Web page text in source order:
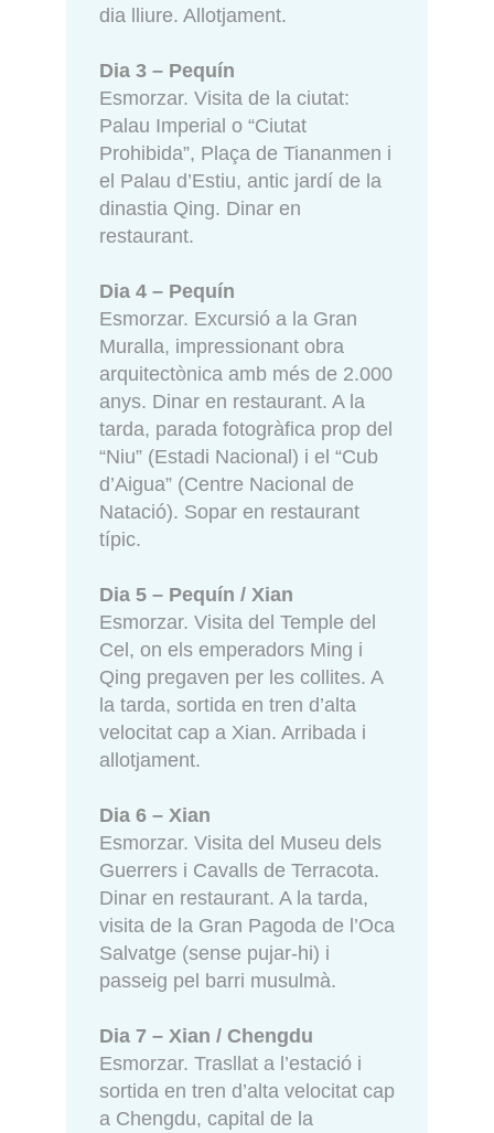
dia lliure. Allotjament.
Dia 3 – Pequín
Esmorzar. Visita de la ciutat:
Palau Imperial o “Ciutat
Prohibida”, Plaça de Tiananmen i
el Palau d’Estiu, antic jardí de la
dinastia Qing. Dinar en
restaurant.
Dia 4 – Pequín
Esmorzar. Excursió a la Gran
Muralla, impressionant obra
arquitectònica amb més de 2.000
anys. Dinar en restaurant. A la
tarda, parada fotogràfica prop del
“Niu” (Estadi Nacional) i el “Cub
d’Aigua” (Centre Nacional de
Natació). Sopar en restaurant
típic.
Dia 5 – Pequín / Xian
Esmorzar. Visita del Temple del
Cel, on els emperadors Ming i
Qing pregaven per les collites. A
la tarda, sortida en tren d’alta
velocitat cap a Xian. Arribada i
allotjament.
Dia 6 – Xian
Esmorzar. Visita del Museu dels
Guerrers i Cavalls de Terracota.
Dinar en restaurant. A la tarda,
visita de la Gran Pagoda de l’Oca
Salvatge (sense pujar-hi) i
passeig pel barri musulmà.
Dia 7 – Xian / Chengdu
Esmorzar. Trasllat a l’estació i
sortida en tren d’alta velocitat cap
a Chengdu, capital de la